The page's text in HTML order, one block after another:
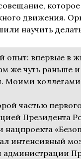
движения.
научить
опыт: впервые в
же чуть раньше
Моими коллегами
частью
Президента
интенсивный
администрации